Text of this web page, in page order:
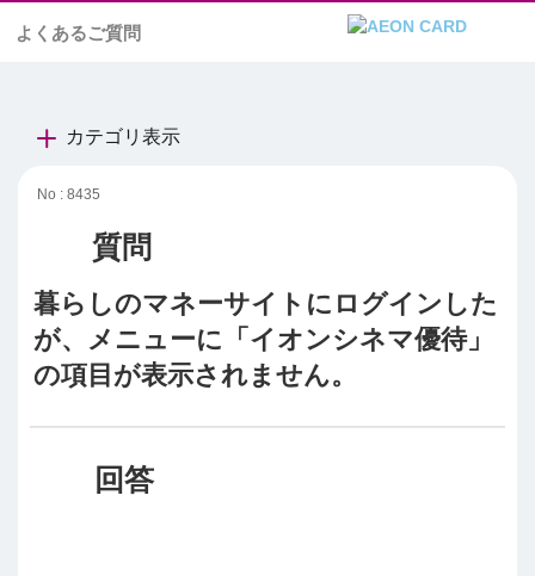
よくあるご質問
カテゴリ表示
No : 8435
暮らしのマネーサイトにログインした
が、メニューに「イオンシネマ優待」
の項目が表示されません。